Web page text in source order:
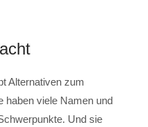
Alternativen zum
haben viele Namen und
Und sie